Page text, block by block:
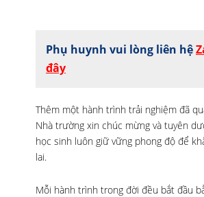
Phụ huynh vui lòng liên hệ
đây
Thêm một hành trình trải nghiệm đã
Nhà trường xin chúc mừng và tuyên
học sinh luôn giữ vững phong độ để
lai.
Mỗi hành trình trong đời đều bắt đầu